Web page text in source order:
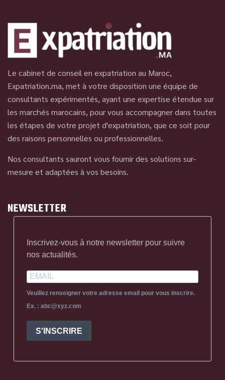
Le cabinet de conseil en expatriation au Maroc,
Expatriation.ma, met à votre disposition une équipe de
consultants expérimentés, ayant une expertise étendue sur
les marchés marocains, pour vous accompagner dans toutes
les étapes de votre projet d'expatriation, que ce soit pour
des raisons personnelles ou professionnelles.
Nos consultants sauront vous fournir des solutions sur-
mesure et adaptées à vos besoins.
NEWSLETTER
Inscrivez-vous à notre newsletter pour suivre
nos actualités.
Veuillez renseigner votre adresse email pour vous inscrire.
Ex. : abc@xyz.com
S'INSCRIRE